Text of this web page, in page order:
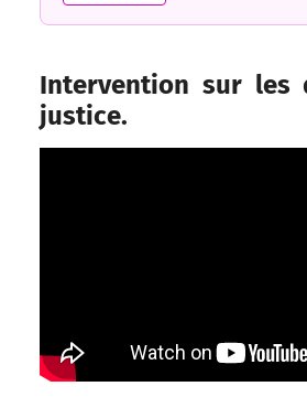
Intervention sur les
justice.